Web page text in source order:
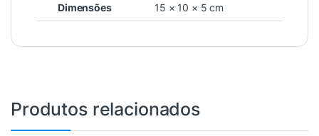
Dimensões 15 × 10 × 5 cm
Produtos relacionados